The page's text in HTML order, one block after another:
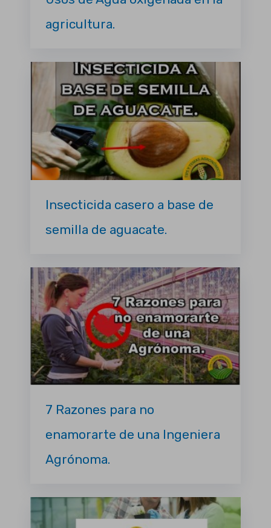
agricultura.
Insecticida casero a base de
semilla de aguacate.
7 Razones para no
enamorarte de una Ingeniera
Agrónoma.